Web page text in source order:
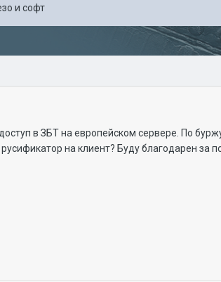
и софт
в ЗБТ на европейском сервере. По
на клиент? Буду благодарен за